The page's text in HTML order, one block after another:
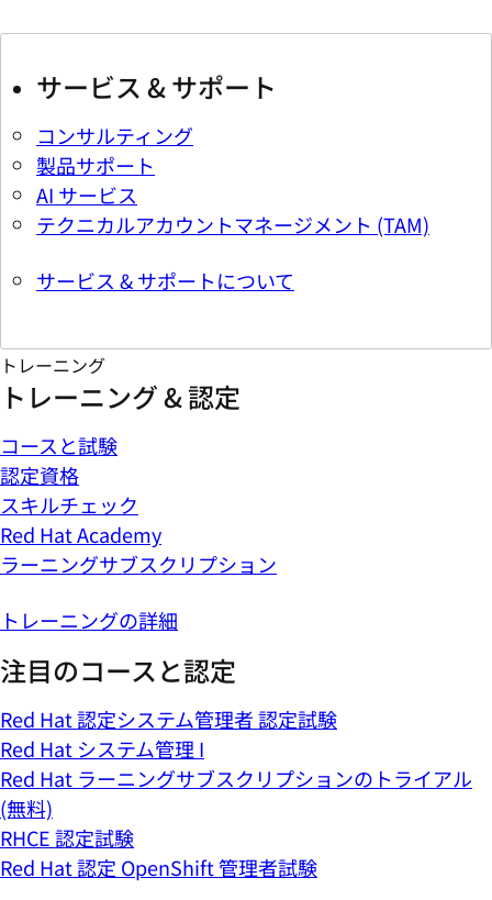
サービス & サポート
コンサルティング
製品サポート
AI サービス
テクニカルアカウントマネージメント (TAM)
サービス & サポートについて
トレーニング
トレーニング & 認定
コースと試験
認定資格
スキルチェック
Red Hat Academy
ラーニングサブスクリプション
トレーニングの詳細
注目のコースと認定
Red Hat 認定システム管理者 認定試験
Red Hat システム管理 I
Red Hat ラーニングサブスクリプションのトライアル
(無料)
RHCE 認定試験
Red Hat 認定 OpenShift 管理者試験